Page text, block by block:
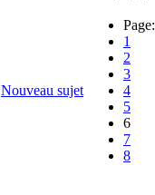
Nouveau sujet
Page:
1
2
3
4
5
6
7
8